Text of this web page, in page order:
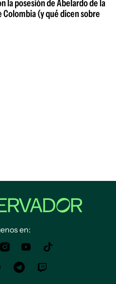
la posesión de Abelardo de la
(y qué dicen sobre
en: